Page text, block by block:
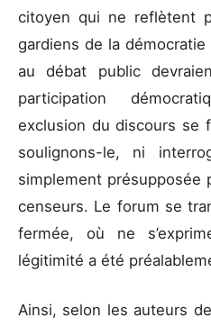
citoyen qui ne reflètent
gardiens de la
au débat public
participation
exclusion du discours se
soulignons-le, ni
simplement présupposée
censeurs. Le forum se
fermée, où ne
légitimité a été
Ainsi, selon les auteurs